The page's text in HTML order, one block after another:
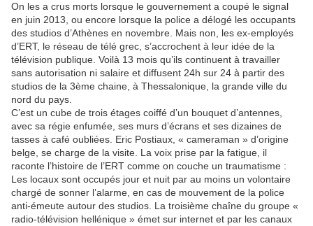
On les a crus morts lorsque le gouvernement a coupé le signal
en juin 2013, ou encore lorsque la police a délogé les occupants
des studios d’Athènes en novembre. Mais non, les ex-employés
d’ERT, le réseau de télé grec, s’accrochent à leur idée de la
télévision publique. Voilà 13 mois qu’ils continuent à travailler
sans autorisation ni salaire et diffusent 24h sur 24 à partir des
studios de la 3ème chaine, à Thessalonique, la grande ville du
nord du pays.
C’est un cube de trois étages coiffé d’un bouquet d’antennes,
avec sa régie enfumée, ses murs d’écrans et ses dizaines de
tasses à café oubliées. Eric Postiaux, « cameraman » d’origine
belge, se charge de la visite. La voix prise par la fatigue, il
raconte l’histoire de l’ERT comme on couche un traumatisme :
Les locaux sont occupés jour et nuit par au moins un volontaire
chargé de sonner l’alarme, en cas de mouvement de la police
anti-émeute autour des studios. La troisième chaîne du groupe «
radio-télévision hellénique » émet sur internet et par les canaux